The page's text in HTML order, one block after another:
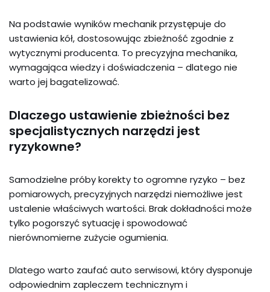
Na podstawie wyników mechanik przystępuje do
ustawienia kół, dostosowując zbieżność zgodnie z
wytycznymi producenta. To precyzyjna mechanika,
wymagająca wiedzy i doświadczenia – dlatego nie
warto jej bagatelizować.
Dlaczego ustawienie zbieżności bez
specjalistycznych narzędzi jest
ryzykowne?
Samodzielne próby korekty to ogromne ryzyko – bez
pomiarowych, precyzyjnych narzędzi niemożliwe jest
ustalenie właściwych wartości. Brak dokładności może
tylko pogorszyć sytuację i spowodować
nierównomierne zużycie ogumienia.
Dlatego warto zaufać auto serwisowi, który dysponuje
odpowiednim zapleczem technicznym i